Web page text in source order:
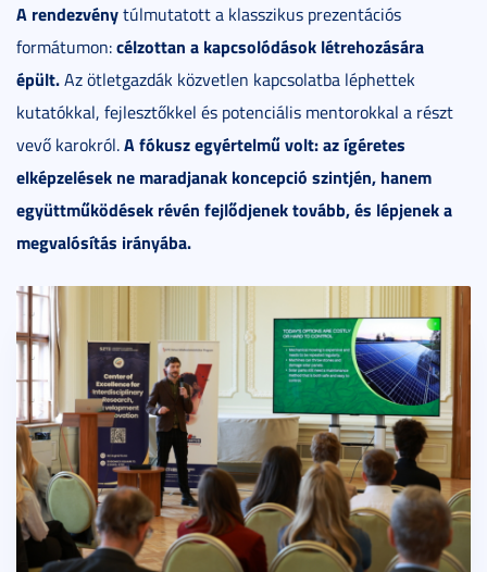
A rendezvénytúlmutatott a klasszikus prezentációs
formátumon:célzottan a kapcsolódások létrehozására
épült.Az ötletgazdák közvetlen kapcsolatba léphettek
kutatókkal, fejlesztőkkel és potenciális mentorokkal a részt
vevő karokról.A fókusz egyértelmű volt: az ígéretes
elképzelések ne maradjanak koncepció szintjén, hanem
együttműködések révén fejlődjenek tovább, és lépjenek a
megvalósítás irányába.